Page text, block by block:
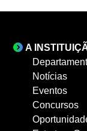
A
Notícias
Eventos
Concursos